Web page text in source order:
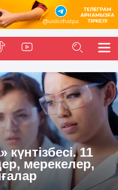
күнтізбесі. 11
мерекелер,